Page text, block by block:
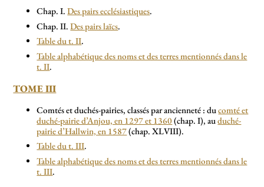
Chap. I.Des pairs ecclésiastiques.
Chap. II.Des pairs laïcs.
Table du t. II.
Table alphabétique des noms et des terres mentionnés dans le
t. II.
TOME III
Comtés et duchés-pairies, classés par ancienneté : ducomté et
duché-pairie d’Anjou, en 1297 et 1360(chap. I), auduché-
pairie d’Hallwin, en 1587(chap. XLVIII).
Table du t. III.
Table alphabétique des noms et des terres mentionnés dans le
t. III.